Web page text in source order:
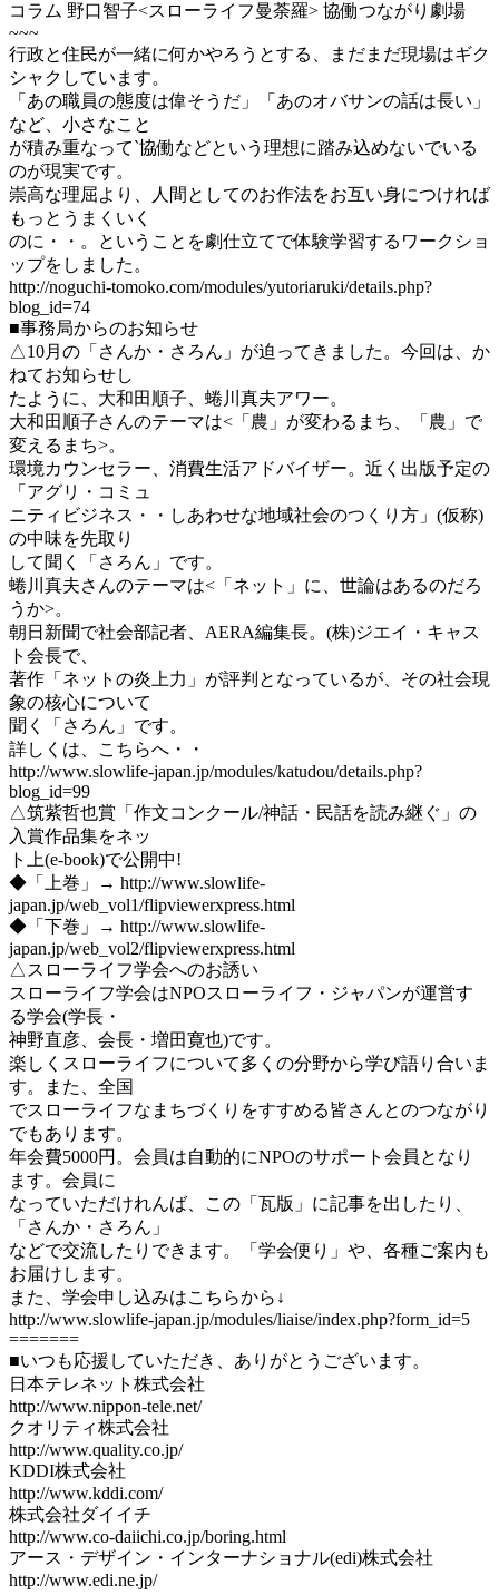
コラム 野口智子<スローライフ曼荼羅> 協働つながり劇場
~~~
行政と住民が一緒に何かやろうとする、まだまだ現場はギク
シャクしています。
「あの職員の態度は偉そうだ」「あのオバサンの話は長い」
など、小さなこと
が積み重なって`協働などという理想に踏み込めないでいる
のが現実です。
崇高な理屈より、人間としてのお作法をお互い身につければ
もっとうまくいく
のに・・。ということを劇仕立てで体験学習するワークショ
ップをしました。
http://noguchi-tomoko.com/modules/yutoriaruki/details.php?
blog_id=74
■事務局からのお知らせ
△10月の「さんか・さろん」が迫ってきました。今回は、か
ねてお知らせし
たように、大和田順子、蜷川真夫アワー。
大和田順子さんのテーマは<「農」が変わるまち、「農」で
変えるまち>。
環境カウンセラー、消費生活アドバイザー。近く出版予定の
「アグリ・コミュ
ニティビジネス・・しあわせな地域社会のつくり方」(仮称)
の中味を先取り
して聞く「さろん」です。
蜷川真夫さんのテーマは<「ネット」に、世論はあるのだろ
うか>。
朝日新聞で社会部記者、AERA編集長。(株)ジエイ・キャス
ト会長で、
著作「ネットの炎上力」が評判となっているが、その社会現
象の核心について
聞く「さろん」です。
詳しくは、こちらへ・・
http://www.slowlife-japan.jp/modules/katudou/details.php?
blog_id=99
△筑紫哲也賞「作文コンクール/神話・民話を読み継ぐ」の
入賞作品集をネッ
ト上(e-book)で公開中!
◆「上巻」→ http://www.slowlife-
japan.jp/web_vol1/flipviewerxpress.html
◆「下巻」→ http://www.slowlife-
japan.jp/web_vol2/flipviewerxpress.html
△スローライフ学会へのお誘い
スローライフ学会はNPOスローライフ・ジャパンが運営す
る学会(学長・
神野直彦、会長・増田寛也)です。
楽しくスローライフについて多くの分野から学び語り合いま
す。また、全国
でスローライフなまちづくりをすすめる皆さんとのつながり
でもあります。
年会費5000円。会員は自動的にNPOのサポート会員となり
ます。会員に
なっていただけれんば、この「瓦版」に記事を出したり、
「さんか・さろん」
などで交流したりできます。「学会便り」や、各種ご案内も
お届けします。
また、学会申し込みはこちらから↓
http://www.slowlife-japan.jp/modules/liaise/index.php?form_id=5
=======
■いつも応援していただき、ありがとうございます。
日本テレネット株式会社
http://www.nippon-tele.net/
クオリティ株式会社
http://www.quality.co.jp/
KDDI株式会社
http://www.kddi.com/
株式会社ダイイチ
http://www.co-daiichi.co.jp/boring.html
アース・デザイン・インターナショナル(edi)株式会社
http://www.edi.ne.jp/